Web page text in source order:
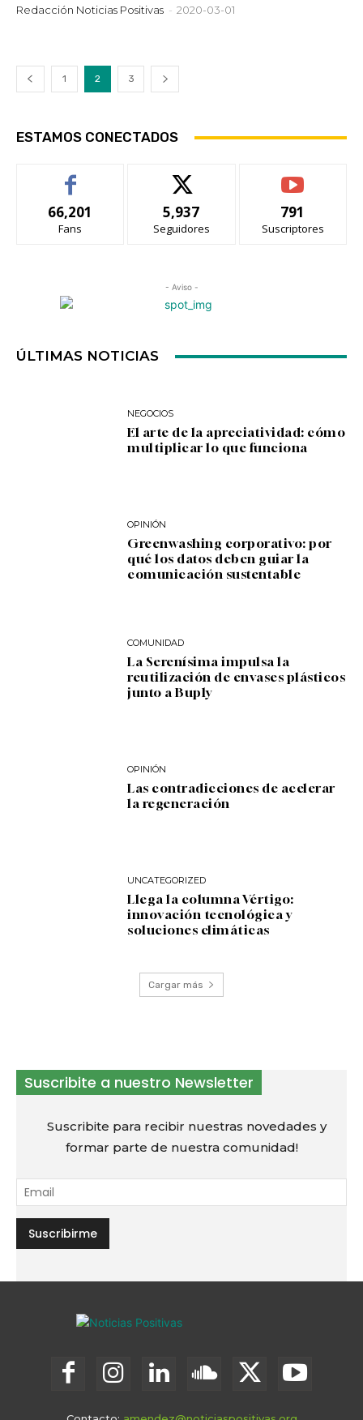
Redacción Noticias Positivas - 2020-03-01
1 2 3
ESTAMOS CONECTADOS
66,201
Fans
5,937
Seguidores
791
Suscriptores
- Aviso -
ÚLTIMAS NOTICIAS
NEGOCIOS
El arte de la apreciatividad: cómo
multiplicar lo que funciona
OPINIÓN
Greenwashing corporativo: por
qué los datos deben guiar la
comunicación sustentable
COMUNIDAD
La Serenísima impulsa la
reutilización de envases plásticos
junto a Buply
OPINIÓN
Las contradicciones de acelerar
la regeneración
UNCATEGORIZED
Llega la columna Vértigo:
innovación tecnológica y
soluciones climáticas
Cargar más
Suscribite a nuestro Newsletter
Suscribite para recibir nuestras novedades y
formar parte de nuestra comunidad!